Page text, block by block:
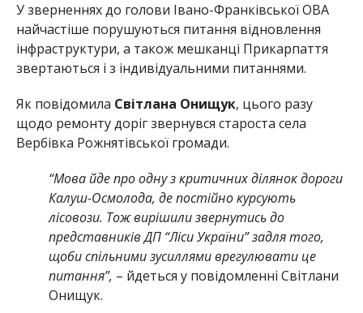
У зверненнях до голови Івано-Франківської ОВА
найчастіше порушуються питання відновлення
інфраструктури, а також мешканці Прикарпаття
звертаються і з індивідуальними питаннями.
Як повідомила Світлана Онищук, цього разу
щодо ремонту доріг звернувся староста села
Вербівка Рожнятівської громади.
“Мова йде про одну з критичних ділянок дороги
Калуш-Осмолода, де постійно курсують
лісовози. Тож вирішили звернутись до
представників ДП “Ліси України” задля того,
щоби спільними зусиллями врегулювати це
питання”, – йдеться у повідомленні Cвітлани
Онищук.